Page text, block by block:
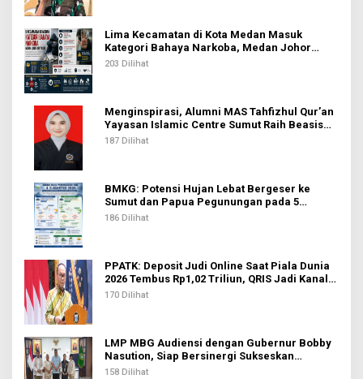
Lima Kecamatan di Kota Medan Masuk
Kategori Bahaya Narkoba, Medan Johor
Tertinggi
203 Dilihat
Menginspirasi, Alumni MAS Tahfizhul Qur’an
Yayasan Islamic Centre Sumut Raih Beasiswa
BIB Kemenag
187 Dilihat
BMKG: Potensi Hujan Lebat Bergeser ke
Sumut dan Papua Pegunungan pada 5
Agustus
186 Dilihat
PPATK: Deposit Judi Online Saat Piala Dunia
2026 Tembus Rp1,02 Triliun, QRIS Jadi Kanal
Terbanyak
170 Dilihat
LMP MBG Audiensi dengan Gubernur Bobby
Nasution, Siap Bersinergi Sukseskan
Program Makan Bergizi Gratis di Sumut
158 Dilihat